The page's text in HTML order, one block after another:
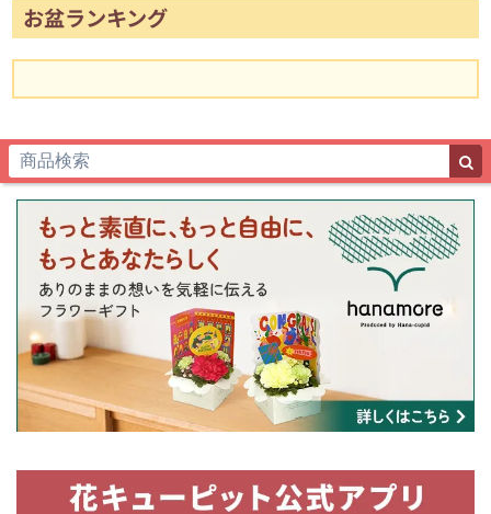
お盆ランキング